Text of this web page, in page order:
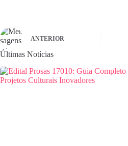
ANTERIOR
Últimas Notícias